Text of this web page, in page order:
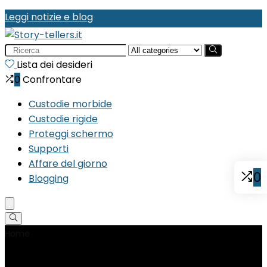
Leggi notizie e blog
Search
for:Lista dei desideri
0 Confrontare
Custodie morbide
Custodie rigide
Proteggi schermo
Supporti
Affare del giorno
Blogging
0